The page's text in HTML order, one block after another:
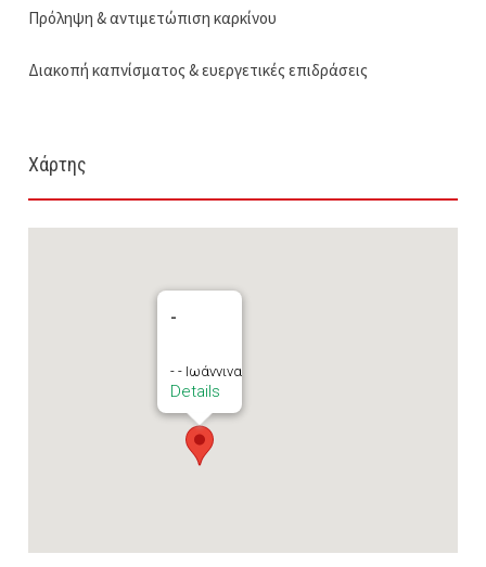
Πρόληψη & αντιμετώπιση καρκίνου
Διακοπή καπνίσματος & ευεργετικές επιδράσεις
Χάρτης
-
- - Ιωάννινα
Details